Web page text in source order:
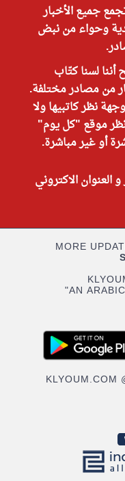
جميع الأخبار
وحواء من نبض
لسنا كتّاب
من مصادر مختلفة.
نظر كاتبيها ولا
موقع "كل يوم"
أو غير مباشرة.
الاكتروني
MORE
"AN
KLYOUM.COM